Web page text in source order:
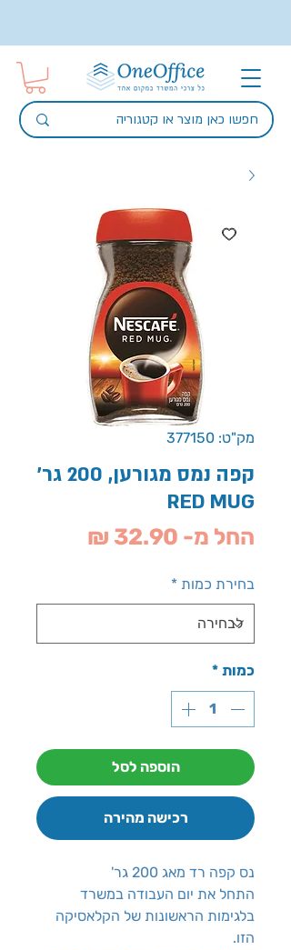
מק"ט: 377150
קפה נמס מגורען, 200 גר'
RED MUG
החל מ- 32.90 ₪
בחירת כמות *
כמות *
הוספה לסל
רכישה מהירה
נס קפה רד מאג 200 גר'
התחל את יום העבודה במשרד
בלגימות הראשונות של הקלאסיקה
הזו.